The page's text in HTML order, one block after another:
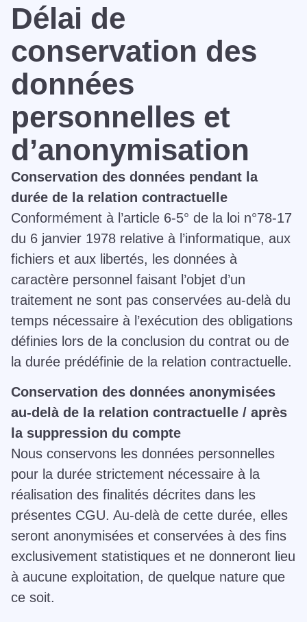
Délai de
conservation des
données
personnelles et
d’anonymisation
Conservation des données pendant la
durée de la relation contractuelle
Conformément à l’article 6-5° de la loi n°78-17
du 6 janvier 1978 relative à l’informatique, aux
fichiers et aux libertés, les données à
caractère personnel faisant l’objet d’un
traitement ne sont pas conservées au-delà du
temps nécessaire à l’exécution des obligations
définies lors de la conclusion du contrat ou de
la durée prédéfinie de la relation contractuelle.
Conservation des données anonymisées
au-delà de la relation contractuelle / après
la suppression du compte
Nous conservons les données personnelles
pour la durée strictement nécessaire à la
réalisation des finalités décrites dans les
présentes CGU. Au-delà de cette durée, elles
seront anonymisées et conservées à des fins
exclusivement statistiques et ne donneront lieu
à aucune exploitation, de quelque nature que
ce soit.